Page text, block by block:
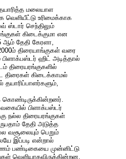
மலையாள
வெளியீட்டு உரிமைக்காக
ஸ்டார் செந்திலும்
கிடைக்குமா என
தேதி கேரளா,
திரையாங்குகள் வரை
பிளாக்பஸ்டர் ஹிட் அடித்தால்
திரையரங்குகளில்
திரைகள் கிடைக்காமல்
கொண்டிருக்கின்றனர்.
பிளாக்பஸ்டர்
நல்ல திரையரங்குகள்
தேதி அடுத்த
வசூலையும் பெறும்
இப்படி என்றால்
பண்டிகையை முன்னிட்டு
வெளியாகவிருக்கின்றன.